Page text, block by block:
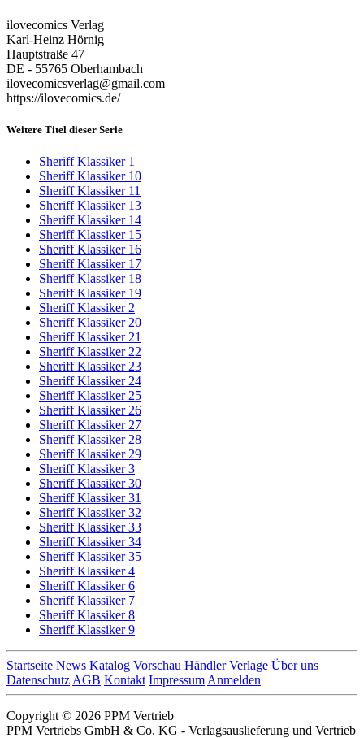
ilovecomics Verlag
Karl-Heinz Hörnig
Hauptstraße 47
DE - 55765 Oberhambach
ilovecomicsverlag@gmail.com
https://ilovecomics.de/
Weitere Titel dieser Serie
Sheriff Klassiker 1
Sheriff Klassiker 10
Sheriff Klassiker 11
Sheriff Klassiker 13
Sheriff Klassiker 14
Sheriff Klassiker 15
Sheriff Klassiker 16
Sheriff Klassiker 17
Sheriff Klassiker 18
Sheriff Klassiker 19
Sheriff Klassiker 2
Sheriff Klassiker 20
Sheriff Klassiker 21
Sheriff Klassiker 22
Sheriff Klassiker 23
Sheriff Klassiker 24
Sheriff Klassiker 25
Sheriff Klassiker 26
Sheriff Klassiker 27
Sheriff Klassiker 28
Sheriff Klassiker 29
Sheriff Klassiker 3
Sheriff Klassiker 30
Sheriff Klassiker 31
Sheriff Klassiker 32
Sheriff Klassiker 33
Sheriff Klassiker 34
Sheriff Klassiker 35
Sheriff Klassiker 4
Sheriff Klassiker 6
Sheriff Klassiker 7
Sheriff Klassiker 8
Sheriff Klassiker 9
Startseite News Katalog Vorschau Händler Verlage Über uns
Datenschutz AGB Kontakt Impressum Anmelden
Copyright © 2026 PPM Vertrieb
PPM Vertriebs GmbH & Co. KG - Verlagsauslieferung und Vertrieb